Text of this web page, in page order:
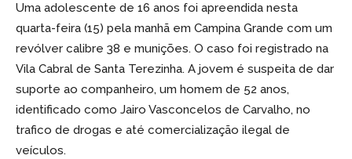
Uma adolescente de 16 anos foi apreendida nesta
quarta-feira (15) pela manhã em Campina Grande com um
revólver calibre 38 e munições. O caso foi registrado na
Vila Cabral de Santa Terezinha. A jovem é suspeita de dar
suporte ao companheiro, um homem de 52 anos,
identificado como Jairo Vasconcelos de Carvalho, no
trafico de drogas e até comercialização ilegal de
veículos.